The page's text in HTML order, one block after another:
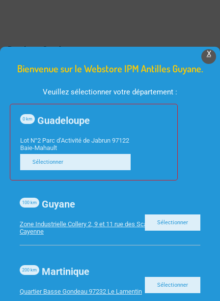
Produits Similaires
FOURNITURES DE BUREAU
PINCE DOUBLE CLIP
STYLO BL SUPERGRIP
X
Bienvenue sur le Webstore IPM Antilles Guyane.
Veuillez sélectionner votre département :
Guadeloupe
0 km
Lot N°2 Parc d’Activité de Jabrun 97122
Baie-Mahault
Sélectionner
Guyane
100 km
Zone Industrielle Collery 2, 9 et 11 rue des Scarabees 97300
Cayenne
Sélectionner
Martinique
200 km
Quartier Basse Gondeau 97232 Le Lamentin
Sélectionner